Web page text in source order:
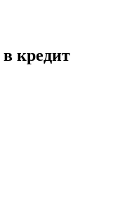
в кредит